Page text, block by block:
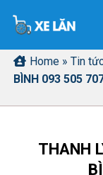
Home » Tin
BÌNH 093 505
THANH